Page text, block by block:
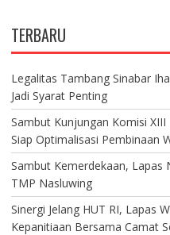
TERBARU
Legalitas Tambang Sinabar
Jadi Syarat Penting
Sambut Kunjungan Komisi
Siap Optimalisasi Pembinaan
Sambut Kemerdekaan, Lapas
TMP Nasluwing
Sinergi Jelang HUT RI, Lapas
Kepanitiaan Bersama Camat